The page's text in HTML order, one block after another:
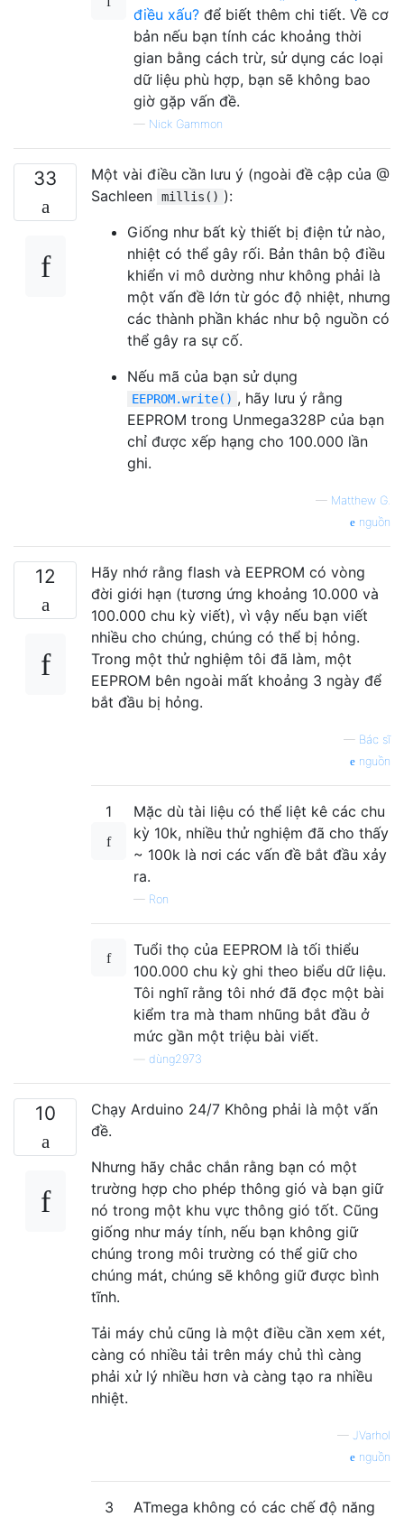
điều xấu? để biết thêm chi tiết. Về cơ
bản nếu bạn tính các khoảng thời
gian bằng cách trừ, sử dụng các loại
dữ liệu phù hợp, bạn sẽ không bao
giờ gặp vấn đề.
— Nick Gammon
33
Một vài điều cần lưu ý (ngoài đề cập của @
Sachleen
millis() ):
Giống như bất kỳ thiết bị điện tử nào,
nhiệt có thể gây rối. Bản thân bộ điều
khiển vi mô dường như không phải là
một vấn đề lớn từ góc độ nhiệt, nhưng
các thành phần khác như bộ nguồn có
thể gây ra sự cố.
Nếu mã của bạn sử dụng
EEPROM.write() , hãy lưu ý rằng
EEPROM trong Unmega328P của bạn
chỉ được xếp hạng cho 100.000 lần
ghi.
— Matthew G.
nguồn
12
Hãy nhớ rằng flash và EEPROM có vòng
đời giới hạn (tương ứng khoảng 10.000 và
100.000 chu kỳ viết), vì vậy nếu bạn viết
nhiều cho chúng, chúng có thể bị hỏng.
Trong một thử nghiệm tôi đã làm, một
EEPROM bên ngoài mất khoảng 3 ngày để
bắt đầu bị hỏng.
— Bác sĩ
nguồn
1
Mặc dù tài liệu có thể liệt kê các chu
kỳ 10k, nhiều thử nghiệm đã cho thấy
~ 100k là nơi các vấn đề bắt đầu xảy
ra.
— Ron
Tuổi thọ của EEPROM là tối thiểu
100.000 chu kỳ ghi theo biểu dữ liệu.
Tôi nghĩ rằng tôi nhớ đã đọc một bài
kiểm tra mà tham nhũng bắt đầu ở
mức gần một triệu bài viết.
dùng2973
10
Chạy Arduino 24/7 Không phải là một vấn
đề.
Nhưng hãy chắc chắn rằng bạn có một
trường hợp cho phép thông gió và bạn giữ
nó trong một khu vực thông gió tốt. Cũng
giống như máy tính, nếu bạn không giữ
chúng trong môi trường có thể giữ cho
chúng mát, chúng sẽ không giữ được bình
tĩnh.
Tải máy chủ cũng là một điều cần xem xét,
càng có nhiều tải trên máy chủ thì càng
phải xử lý nhiều hơn và càng tạo ra nhiều
nhiệt.
— JVarhol
nguồn
3
ATmega không có các chế độ năng